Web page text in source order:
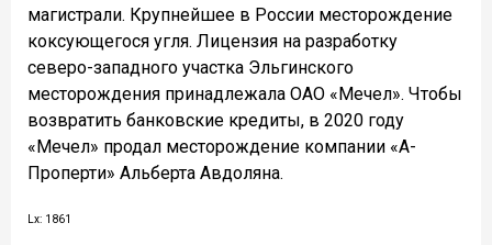
магистрали. Крупнейшее в России месторождение
коксующегося угля. Лицензия на разработку
северо-западного участка Эльгинского
месторождения принадлежала ОАО «Мечел». Чтобы
возвратить банковские кредиты, в 2020 году
«Мечел» продал месторождение компании «А-
Проперти» Альберта Авдоляна.
Lx: 1861